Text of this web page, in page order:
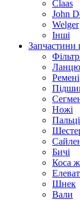
Claas
John
Welger
Інші
Запчастини
Ремені
Ножі
Пальці
Бичі
Коса
Шнек
Вали